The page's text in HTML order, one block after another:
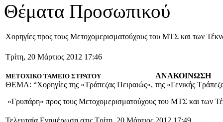
Θέματα Προσωπικού
Χορηγίες προς τους Μετοχομερισματούχους του ΜΤΣ και των
Τρίτη, 20 Μάρτιος 2012 17:46
ΜΕΤΟΧΙΚΟ ΤΑΜΕΙΟ ΣΤΡΑΤΟΥ
ΑΝΑΚΟΙΝΩΣΗ
ΘΕΜΑ: “Χορηγίες της «Τράπεζας Πειραιώς», της «Γενικής
«Γρυπάρη» προς τους Μετοχομερισματούχους του ΜΤΣ και των
Τελευταία Ενημέρωση στις Τρίτη, 20 Μάρτιος 2012 17:49